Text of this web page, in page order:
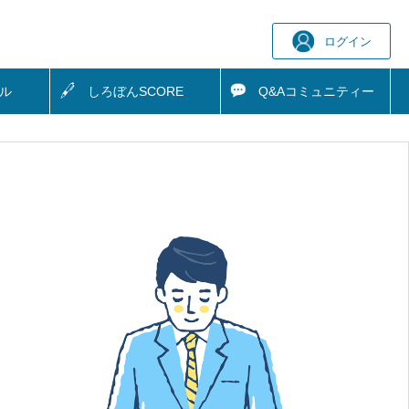
ログイン
しろぼんSCORE Q&Aコミュニティー